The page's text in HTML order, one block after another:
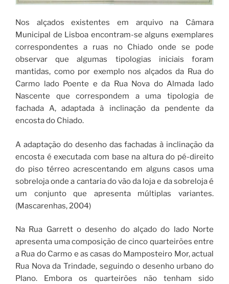
Nos alçados existentes em arquivo na Câmara
Municipal de Lisboa encontram-se alguns exemplares
correspondentes a ruas no Chiado onde se pode
observar que algumas tipologias iniciais foram
mantidas, como por exemplo nos alçados da Rua do
Carmo lado Poente e da Rua Nova do Almada lado
Nascente que correspondem a uma tipologia de
fachada A, adaptada à inclinação da pendente da
encosta do Chiado.
A adaptação do desenho das fachadas à inclinação da
encosta é executada com base na altura do pé-direito
do piso térreo acrescentando em alguns casos uma
sobreloja onde a cantaria do vão da loja e da sobreloja é
um conjunto que apresenta múltiplas variantes.
(Mascarenhas, 2004)
Na Rua Garrett o desenho do alçado do lado Norte
apresenta uma composição de cinco quarteirões entre
a Rua do Carmo e as casas do Mamposteiro Mor, actual
Rua Nova da Trindade, seguindo o desenho urbano do
Plano. Embora os quarteirões não tenham sido